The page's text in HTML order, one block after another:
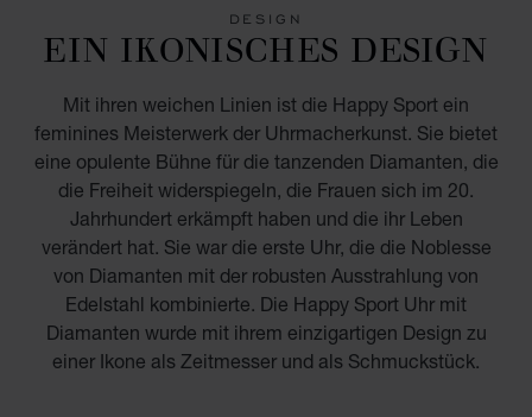
DESIGN
EIN IKONISCHES DESIGN
Mit ihren weichen Linien ist die Happy Sport ein
feminines Meisterwerk der Uhrmacherkunst. Sie bietet
eine opulente Bühne für die tanzenden Diamanten, die
die Freiheit widerspiegeln, die Frauen sich im 20.
Jahrhundert erkämpft haben und die ihr Leben
verändert hat. Sie war die erste Uhr, die die Noblesse
von Diamanten mit der robusten Ausstrahlung von
Edelstahl kombinierte. Die Happy Sport Uhr mit
Diamanten wurde mit ihrem einzigartigen Design zu
einer Ikone als Zeitmesser und als Schmuckstück.